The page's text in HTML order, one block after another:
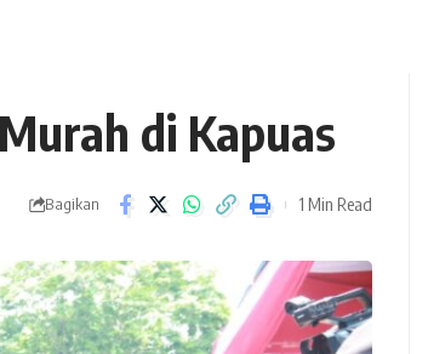
di Kapuas
Bagikan 1 Min Read